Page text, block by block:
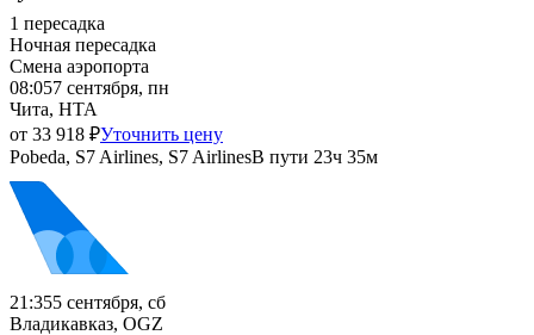
1 пересадка
Ночная пересадка
Смена аэропорта
08:057 сентября, пн
Чита, HTA
от 33 918 ₽Уточнить цену
Pobeda, S7 Airlines, S7 AirlinesВ пути 23ч 35м
21:355 сентября, сб
Владикавказ, OGZ